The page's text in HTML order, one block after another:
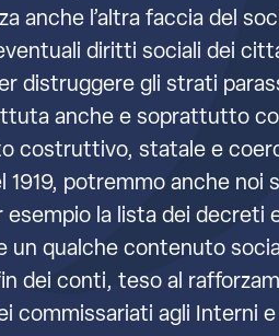
anche l’altra faccia del
diritti sociali dei
distruggere gli strati
anche e soprattutto
costruttivo, statale e
1919, potremmo anche
esempio la lista dei decreti
un qualche contenuto
dei conti, teso al
commissariati agli Interni